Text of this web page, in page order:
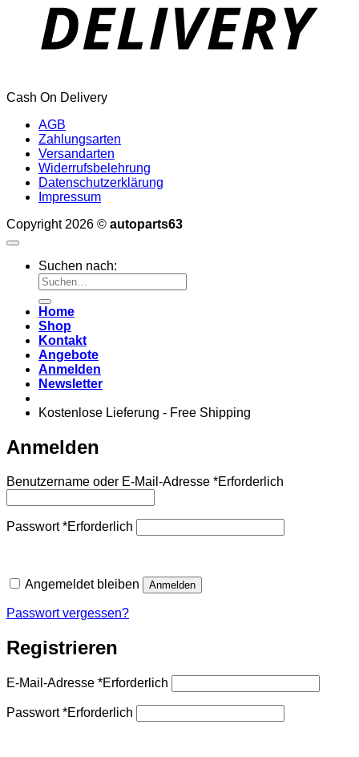
Cash On Delivery
AGB
Zahlungsarten
Versandarten
Widerrufsbelehrung
Datenschutzerklärung
Impressum
Copyright 2026 © autoparts63
Suchen nach:
Home
Shop
Kontakt
Angebote
Anmelden
Newsletter
Kostenlose Lieferung - Free Shipping
Anmelden
Benutzername oder E-Mail-Adresse *Erforderlich
Passwort*Erforderlich
Angemeldet bleiben Anmelden
Passwort vergessen?
Registrieren
E-Mail-Adresse *Erforderlich
Passwort*Erforderlich